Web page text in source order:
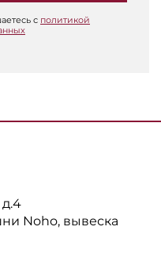
с политикой
Noho, вывеска